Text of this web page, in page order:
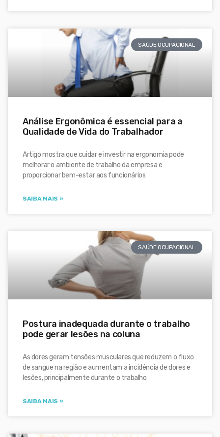
SAÚDE OCUPACIONAL
Análise Ergonômica é essencial para a
Qualidade de Vida do Trabalhador
Artigo mostra que cuidar e investir na ergonomia pode
melhorar o ambiente de trabalho da empresa e
proporcionar bem-estar aos funcionários
SAIBA MAIS »
SAÚDE OCUPACIONAL
Postura inadequada durante o trabalho
pode gerar lesões na coluna
As dores geram tensões musculares que reduzem o fluxo
de sangue na região e aumentam a incidência de dores e
lesões, principalmente durante o trabalho
SAIBA MAIS »